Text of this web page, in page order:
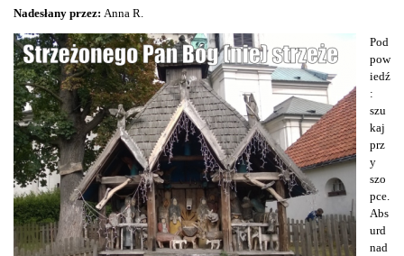
Nadesłany przez: Anna R.
Pod
pow
iedź
:
szu
kaj
prz
y
szo
pce.
Abs
urd
nad